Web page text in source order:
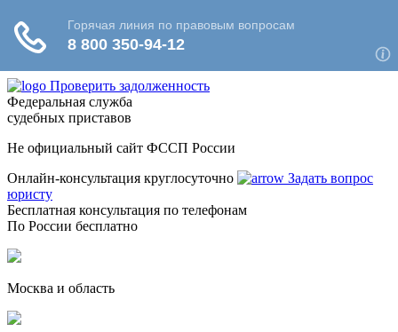
Проверить задолженность
Федеральная служба
судебных приставов
Не официальный сайт ФССП России
Онлайн-консультация круглосуточно
Задать вопрос
юристу
Бесплатная консультация по телефонам
По России бесплатно
Москва и область